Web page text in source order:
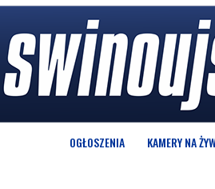
OGŁOSZENIA KAMERY NA